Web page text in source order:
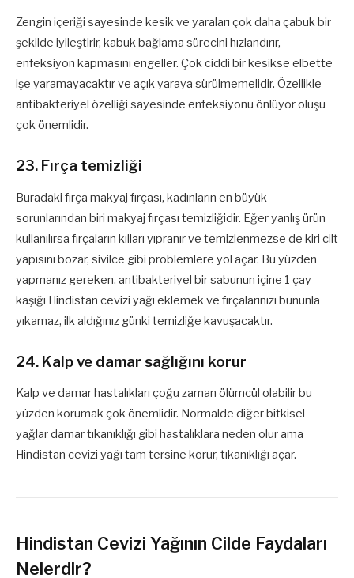
Zengin içeriği sayesinde kesik ve yaraları çok daha çabuk bir
şekilde iyileştirir, kabuk bağlama sürecini hızlandırır,
enfeksiyon kapmasını engeller. Çok ciddi bir kesikse elbette
işe yaramayacaktır ve açık yaraya sürülmemelidir. Özellikle
antibakteriyel özelliği sayesinde enfeksiyonu önlüyor oluşu
çok önemlidir.
23. Fırça temizliği
Buradaki fırça makyaj fırçası, kadınların en büyük
sorunlarından biri makyaj fırçası temizliğidir. Eğer yanlış ürün
kullanılırsa fırçaların kılları yıpranır ve temizlenmezse de kiri cilt
yapısını bozar, sivilce gibi problemlere yol açar. Bu yüzden
yapmanız gereken, antibakteriyel bir sabunun içine 1 çay
kaşığı Hindistan cevizi yağı eklemek ve fırçalarınızı bununla
yıkamaz, ilk aldığınız günki temizliğe kavuşacaktır.
24. Kalp ve damar sağlığını korur
Kalp ve damar hastalıkları çoğu zaman ölümcül olabilir bu
yüzden korumak çok önemlidir. Normalde diğer bitkisel
yağlar damar tıkanıklığı gibi hastalıklara neden olur ama
Hindistan cevizi yağı tam tersine korur, tıkanıklığı açar.
Hindistan Cevizi Yağının Cilde Faydaları
Nelerdir?